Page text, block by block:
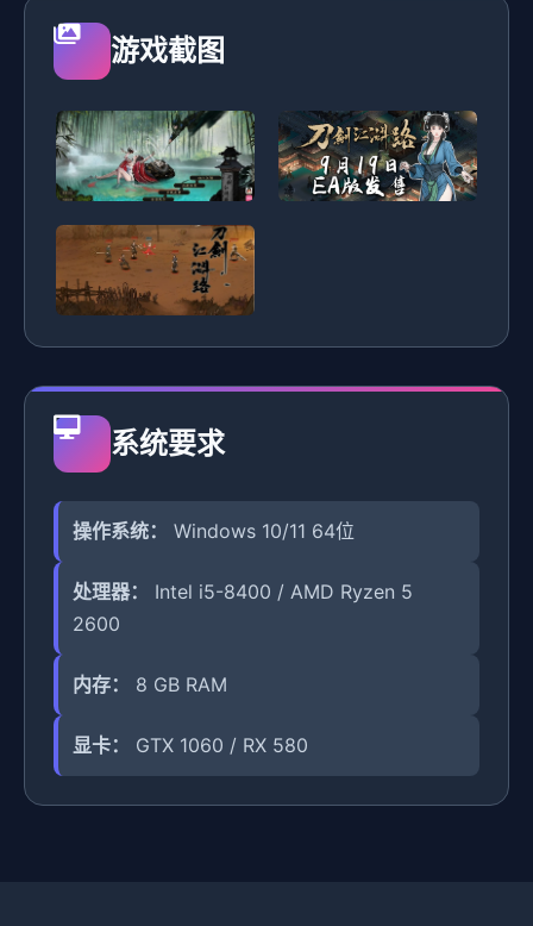
游戏截图
系统要求
操作系统： Windows 10/11 64位
处理器：
Intel i5-8400 / AMD Ryzen 5
2600
内存： 8 GB RAM
显卡： GTX 1060 / RX 580